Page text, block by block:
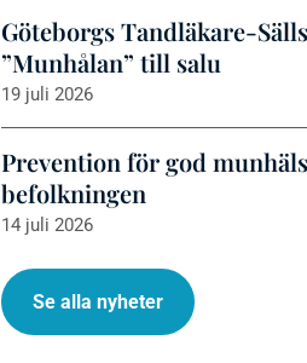
Göteborgs Tandläkare-
”Munhålan” till salu
19 juli 2026
Prevention för god
befolkningen
14 juli 2026
Se alla nyheter